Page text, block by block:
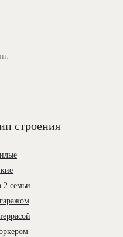
строения
2 семьи